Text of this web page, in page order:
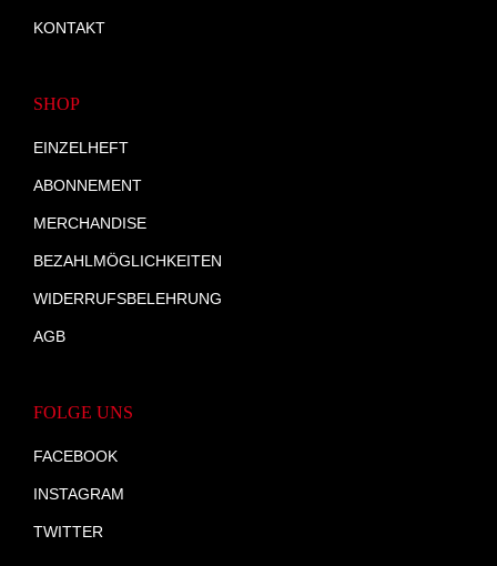
KONTAKT
SHOP
EINZELHEFT
ABONNEMENT
MERCHANDISE
BEZAHLMÖGLICHKEITEN
WIDERRUFSBELEHRUNG
AGB
FOLGE UNS
FACEBOOK
INSTAGRAM
TWITTER